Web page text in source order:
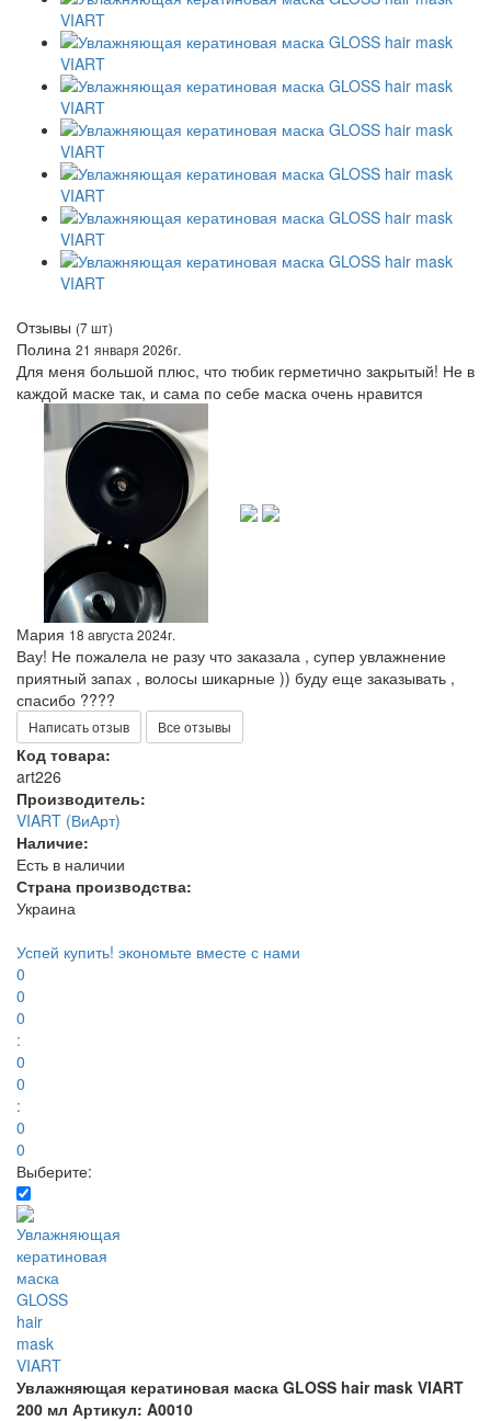
Отзывы (7 шт)
Полина 21 января 2026г.
Для меня большой плюс, что тюбик герметично закрытый! Не в
каждой маске так, и сама по себе маска очень нравится
Мария 18 августа 2024г.
Вау! Не пожалела не разу что заказала , супер увлажнение
приятный запах , волосы шикарные )) буду еще заказывать ,
спасибо ????
Написать отзыв Все отзывы
Код товара:
art226
Производитель:
VIART (ВиАрт)
Наличие:
Есть в наличии
Страна производства:
Украина
Успей купить! экономьте вместе с нами
0
0
0
:
0
0
:
0
0
Выберите:
Увлажняющая кератиновая маска GLOSS hair mask VIART
200 мл Артикул: A0010